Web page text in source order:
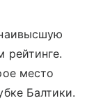
рейтинге.
место
Балтики.